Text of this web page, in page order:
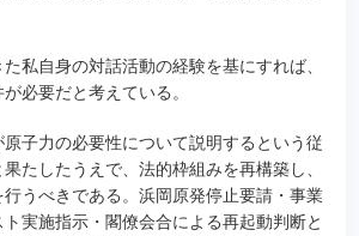
私自身の対話活動の経験を基にすれば、
必要だと考えている。
子力の必要性について説明するという従
たしたうえで、法的枠組みを再構築し、
うべきである。浜岡原発停止要請・事業
実施指示・閣僚会合による再起動判断と